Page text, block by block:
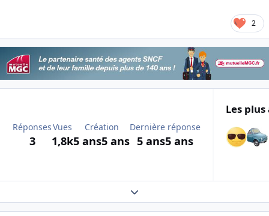
2
Réponses
3
Vues
1,8k
Création
5 ans5 ans
Dernière réponse
5 ans5 ans
Les
Expand topic overview